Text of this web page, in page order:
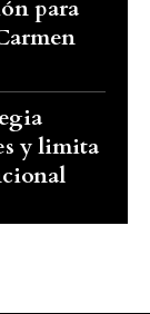
para
y limita